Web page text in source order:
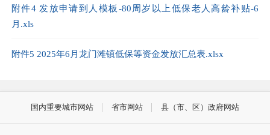
附件4 发放申请到人模板-80周岁以上低保老人高龄补贴-6
月.xls
附件5 2025年6月龙门滩镇低保等资金发放汇总表.xlsx
国内重要城市网站 省市网站 县（市、区）政府网站